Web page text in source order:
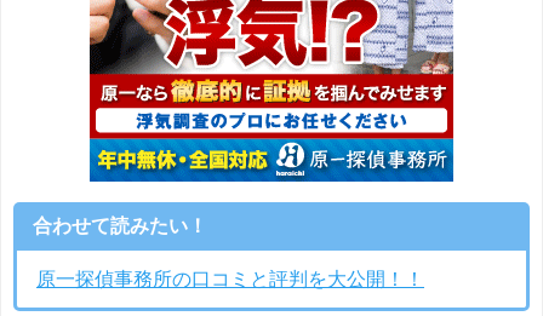
合わせて読みたい！
原一探偵事務所の口コミと評判を大公開！！